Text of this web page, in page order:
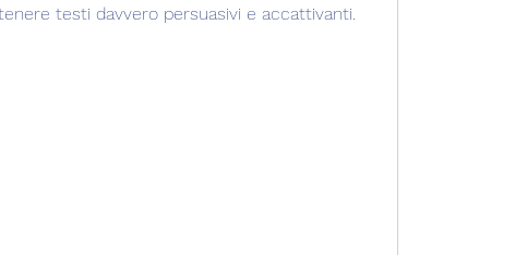
testi davvero persuasivi e accattivanti.